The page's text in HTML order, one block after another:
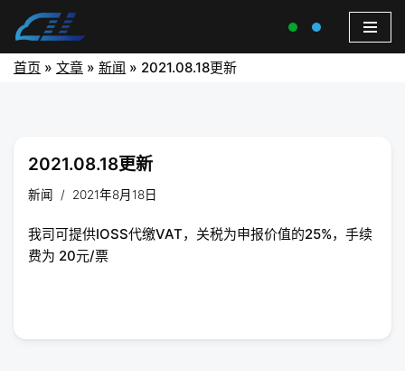
首页 » 文章 » 新闻 » 2021.08.18更新
2021.08.18更新
新闻 2021年8月18日
我司可提供IOSS代缴VAT，关税为申报价值的25%，手续
费为 20元/票